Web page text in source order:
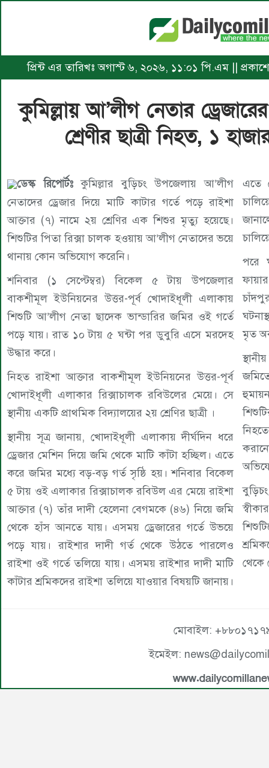
প্রিন্ট এর তারিখঃ অগাস্ট ৬, ২০২৬, ১১:০১ পি.এম ||
কুমিল্লায় আ’লীগ নেতার
শ্রেণীর ছাত্রী নিহত, ১
ডেস্ক রিপোর্টঃ কুমিল্লার বুড়িচং উপজেলায় আ’লীগ
নেতাদের ড্রেজার দিয়ে মাটি কাটার গর্তে পড়ে রাইশা
আক্তার (৭) নামে ২য় শ্রেণির এক শিশুর মৃত্যু হয়েছে।
শিশুটির পিতা রিক্সা চালক হওয়ায় আ’লীগ নেতাদের ভয়ে
থানায় কোন অভিযোগ করেনি।
শনিবার (১ সেপ্টেম্বর) বিকেল ৫ টায় উপজেলার
বাকশীমূল ইউনিয়নের উত্তর-পূর্ব খোদাইধূলী এলাকায়
শিশুটি আ’লীগ নেতা ছাদেক ভান্ডারির জমির ওই গর্তে
পড়ে যায়। রাত ১০ টায় ৫ ঘন্টা পর ডুবুরি এসে মরদেহ
উদ্ধার করে।
নিহত রাইশা আক্তার বাকশীমূল ইউনিয়নের উত্তর-পূর্ব
খোদাইধূলী এলাকার রিক্সাচালক রবিউলের মেয়ে। সে
স্থানীয় একটি প্রাথমিক বিদ্যালয়ের ২য় শ্রেণির ছাত্রী ।
স্থানীয় সূত্র জানায়, খোদাইধূলী এলাকায় দীর্ঘদিন ধরে
ড্রেজার মেশিন দিয়ে জমি থেকে মাটি কাঁটা হচ্ছিল। এতে
করে জমির মধ্যে বড়-বড় গর্ত সৃষ্ঠি হয়। শনিবার বিকেল
৫ টায় ওই এলাকার রিক্সাচালক রবিউল এর মেয়ে রাইশা
আক্তার (৭) তাঁর দাদী হেলেনা বেগমকে (৪৬) নিয়ে জমি
থেকে হাঁস আনতে যায়। এসময় ড্রেজারের গর্তে উভয়ে
পড়ে যায়। রাইশার দাদী গর্ত থেকে উঠতে পারলেও
রাইশা ওই গর্তে তলিয়ে যায়। এসময় রাইশার দাদী মাটি
কাঁটার শ্রমিকদের রাইশা তলিয়ে যাওয়ার বিষয়টি জানায়।
এতে
পরে
মৃত
থেকে
মোবাইল:
ইমেইল: